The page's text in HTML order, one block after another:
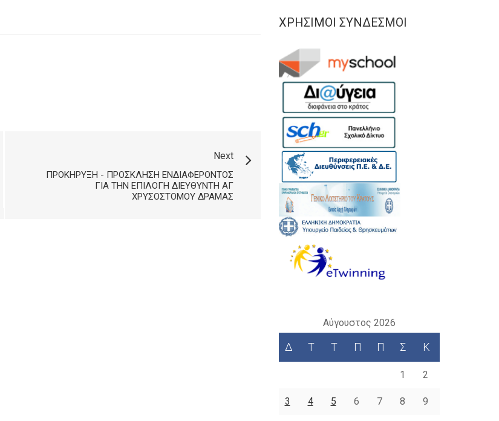
Next
ΠΡΟΚΉΡΥΞΗ - ΠΡΌΣΚΛΗΣΗ ΕΝΔΙΑΦΈΡΟΝΤΟΣ
ΓΙΑ ΤΗΝ ΕΠΙΛΟΓΉ ΔΙΕΥΘΥΝΤΉ ΑΓ
ΧΡΥΣΟΣΤΌΜΟΥ ΔΡΆΜΑΣ
ΧΡΉΣΙΜΟΙ ΣΎΝΔΕΣΜΟΙ
Αύγουστος 2026
Δ Τ Τ Π Π Σ Κ
1 2
3 4 5 6 7 8 9